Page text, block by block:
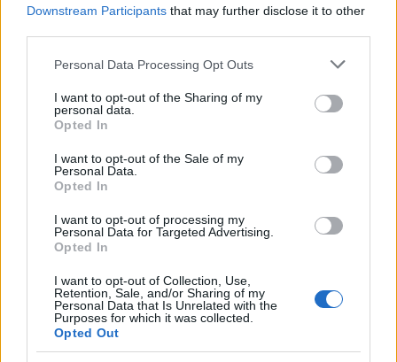
Downstream Participants that may further disclose it to other
Please note that this website/app uses one or more Google
not limited to your visit or usage behaviour. You may click to
grant or deny consent to Google and its third-party tags to
use your data for below specified purposes in below Google
consent section.
Personal Data Processing Opt Outs
I want to opt-out of the Sharing of my
personal data.
Opted In
I want to opt-out of the Sale of my
Personal Data.
Opted In
I want to opt-out of processing my
Personal Data for Targeted Advertising.
Opted In
I want to opt-out of Collection, Use,
Retention, Sale, and/or Sharing of my
Personal Data that Is Unrelated with the
Purposes for which it was collected.
Opted Out
Continua a leggere
MOTORI